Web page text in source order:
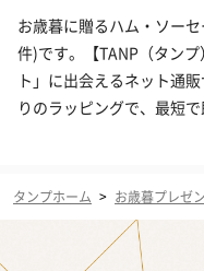
お歳暮に贈るハム・ソー
件)です。【TANP（タン
ト」に出会えるネット通
りのラッピングで、最短
タンプホーム > お歳暮プレゼ